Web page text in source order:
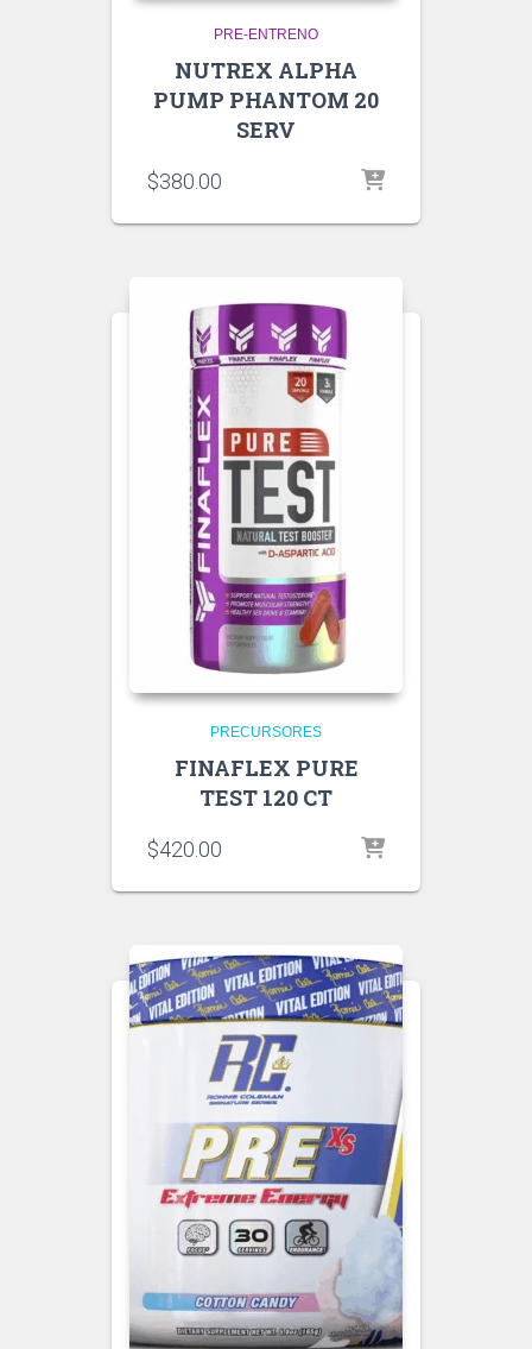
PRE-ENTRENO
NUTREX ALPHA
PUMP PHANTOM 20
SERV
$380.00
PRECURSORES
FINAFLEX PURE
TEST 120 CT
$420.00